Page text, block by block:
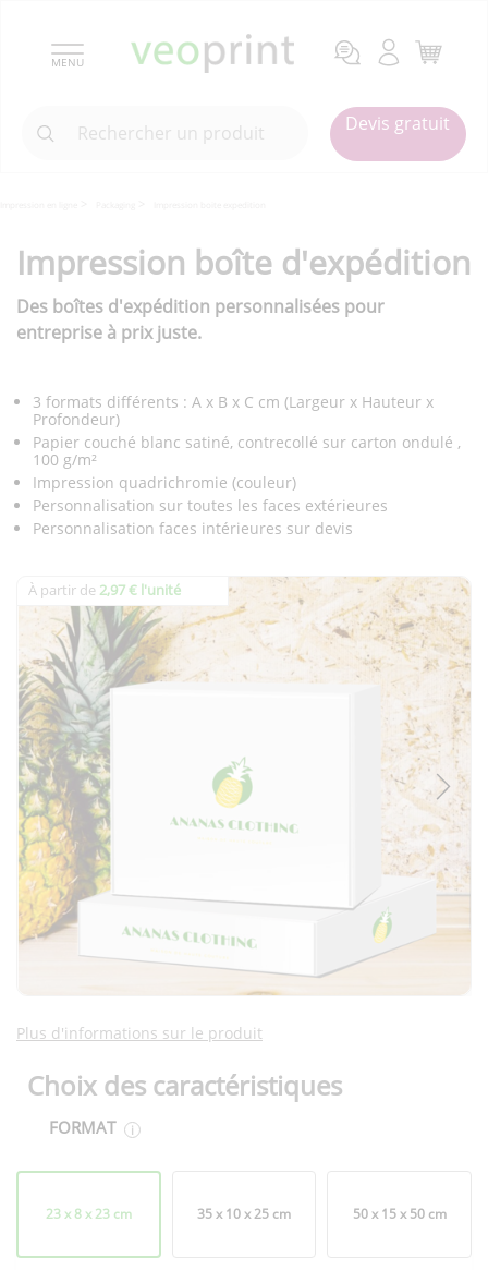
MENU
Devis gratuit
Impression boîte d'expédition
Des boîtes d'expédition personnalisées pour
entreprise à prix juste.
3 formats différents : A x B x C cm (Largeur x Hauteur x
Profondeur)
Papier couché blanc satiné, contrecollé sur carton ondulé ,
100 g/m²
Impression quadrichromie (couleur)
Personnalisation sur toutes les faces extérieures
Personnalisation faces intérieures sur devis
À partir de 2,97 € l'unité
Plus d'informations sur le produit
Choix des caractéristiques
Format
FORMAT i
23 x 8 x 23 cm 35 x 10 x 25 cm 50 x 15 x 50 cm